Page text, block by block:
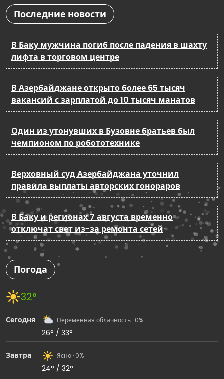
Последние новости
В Баку мужчина погиб после падения в шахту
лифта в торговом центре
В Азербайджане открыто более 65 тысяч
вакансий с зарплатой до 10 тысяч манатов
Один из утонувших в Бузовне братьев был
чемпионом по робототехнике
Верховный суд Азербайджана уточнил
правила выплаты авторских гонораров
В Баку и регионах 7 августа временно
отключат свет из-за ремонта сетей
Погода
32°
Сегодня Переменная облачность · 0%
26° / 33°
Завтра Ясно · 0%
24° / 32°